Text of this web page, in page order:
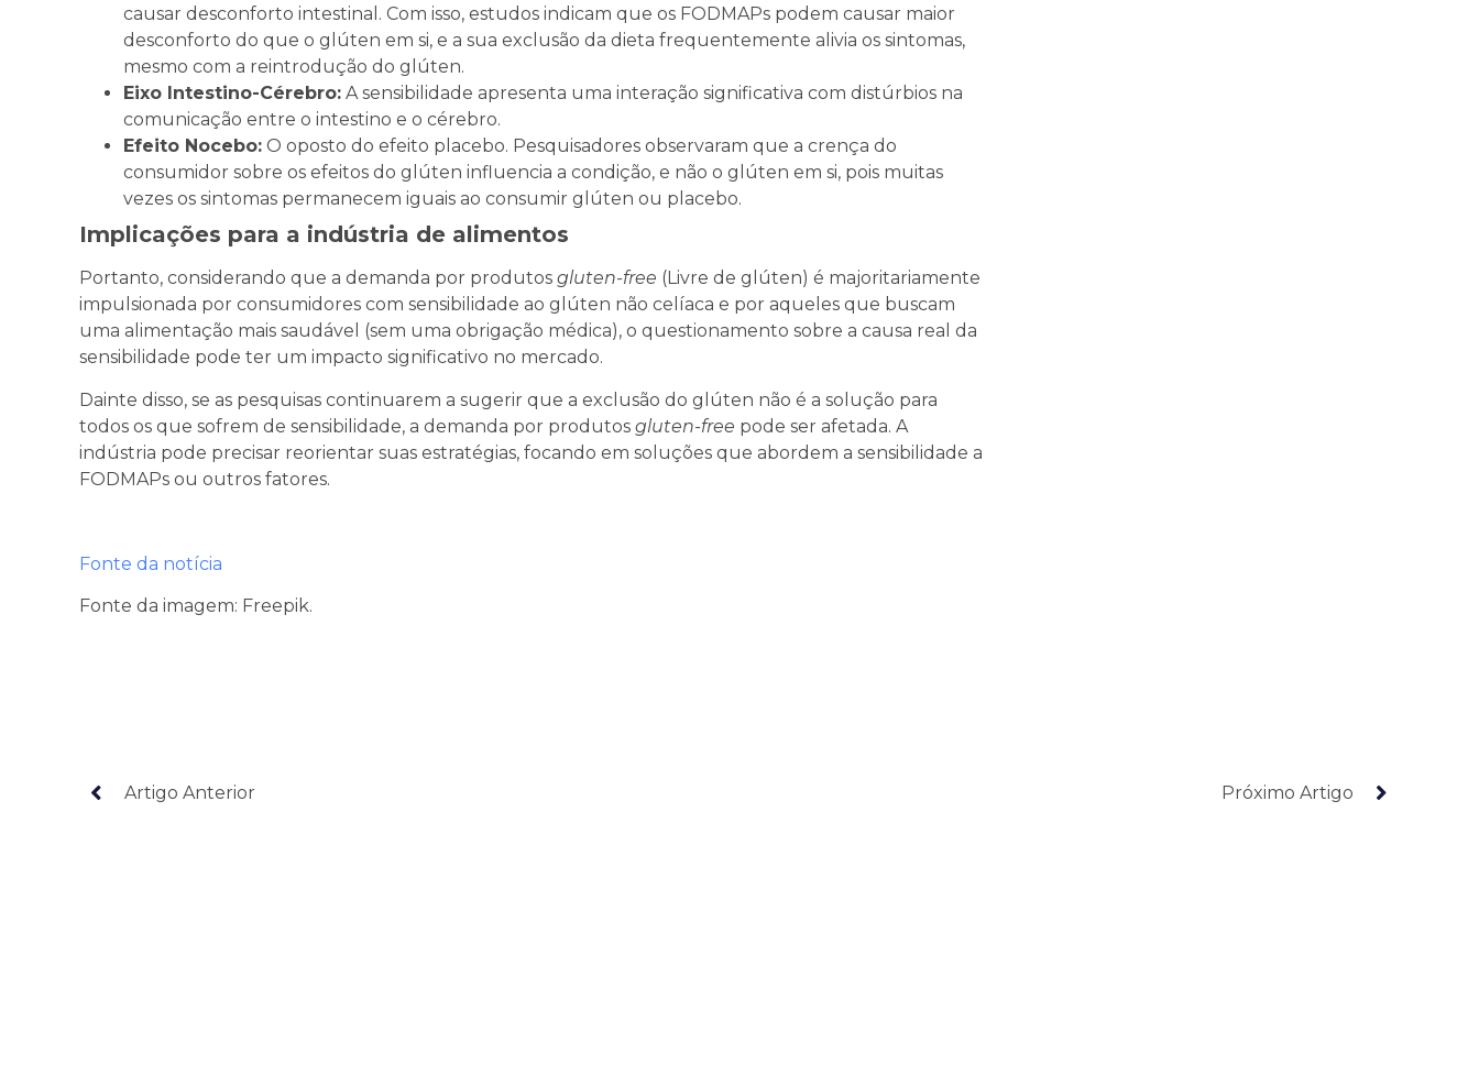
causar desconforto intestinal. Com isso, estudos indicam que os FODMAPs podem causar maior
desconforto do que o glúten em si, e a sua exclusão da dieta frequentemente alivia os sintomas,
mesmo com a reintrodução do glúten.
Eixo Intestino-Cérebro: A sensibilidade apresenta uma interação significativa com distúrbios na
comunicação entre o intestino e o cérebro.
Efeito Nocebo: O oposto do efeito placebo. Pesquisadores observaram que a crença do
consumidor sobre os efeitos do glúten influencia a condição, e não o glúten em si, pois muitas
vezes os sintomas permanecem iguais ao consumir glúten ou placebo.
Implicações para a indústria de alimentos
Portanto, considerando que a demanda por produtos gluten-free (Livre de glúten) é majoritariamente
impulsionada por consumidores com sensibilidade ao glúten não celíaca e por aqueles que buscam
uma alimentação mais saudável (sem uma obrigação médica), o questionamento sobre a causa real da
sensibilidade pode ter um impacto significativo no mercado.
Dainte disso, se as pesquisas continuarem a sugerir que a exclusão do glúten não é a solução para
todos os que sofrem de sensibilidade, a demanda por produtos gluten-free pode ser afetada. A
indústria pode precisar reorientar suas estratégias, focando em soluções que abordem a sensibilidade a
FODMAPs ou outros fatores.
Fonte da notícia
Fonte da imagem: Freepik.
Artigo Anterior Próximo Artigo